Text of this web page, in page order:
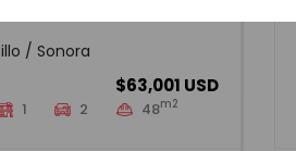
/ Sonora
$63,001 USD
1 2 48m2